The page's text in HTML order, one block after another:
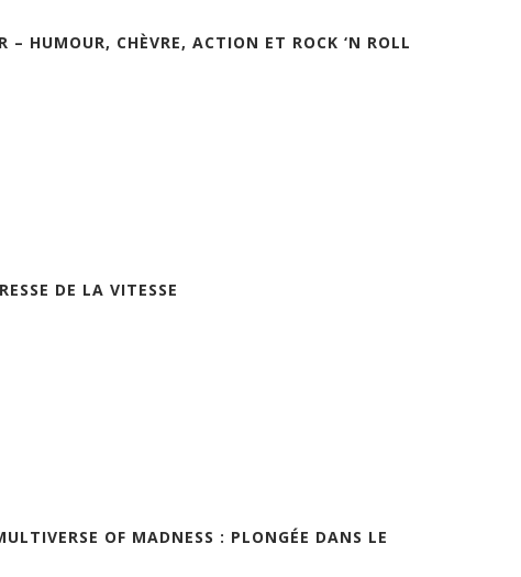
HUMOUR, CHÈVRE, ACTION ET ROCK ‘N ROLL
DE LA VITESSE
OF MADNESS : PLONGÉE DANS LE